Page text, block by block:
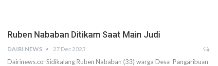
Ruben Nababan Ditikam Saat Main Judi
DAIRI NEWS 27 Dec 2023
Dairinews.co-Sidikalang Ruben Nababan (33) warga Desa Pangaribuan